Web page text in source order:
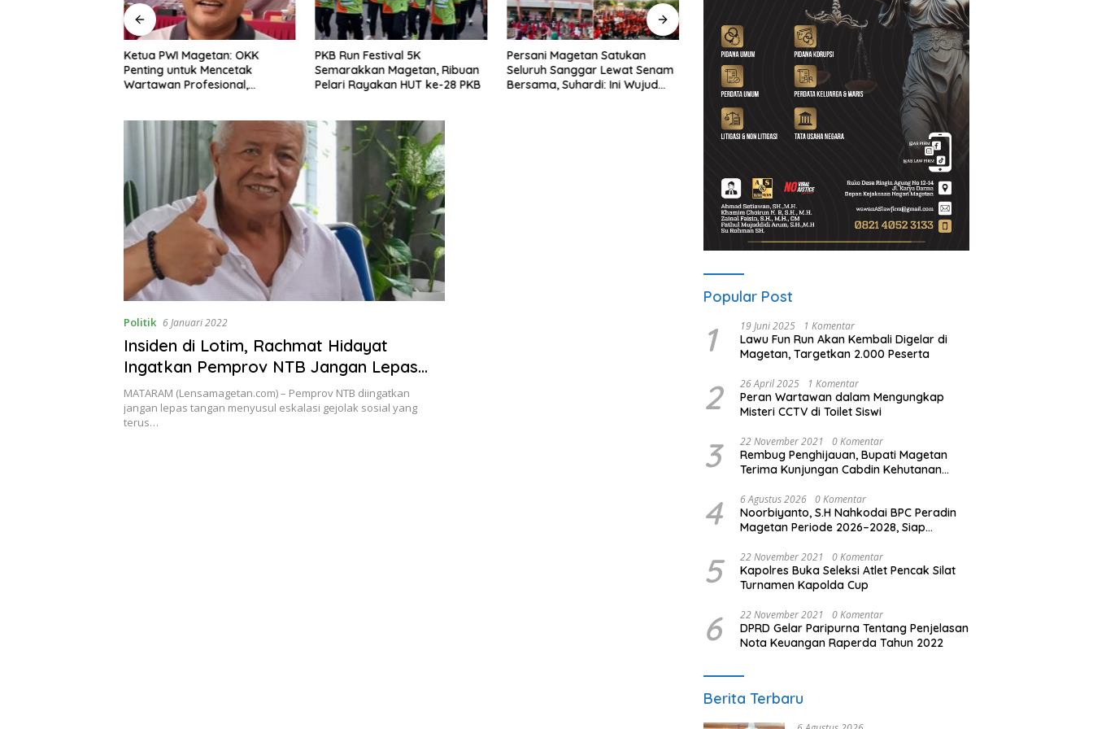
Ketua PWI Magetan: OKK
Penting untuk Mencetak
Wartawan Profesional,
PKB Run Festival 5K
Semarakkan Magetan, Ribuan
Pelari Rayakan HUT ke-28 PKB
Persani Magetan Satukan
Seluruh Sanggar Lewat Senam
Bersama, Suhardi: Ini Wujud
P3-TGAI Sidokerto Disorot,
Publik Tunggu BBWS Turun
Periksa Dugaan Kejanggalan
Proyek
Dana Guyub Rukun Program
Bupati-Wakil Bupati Magetan
Mulai Dirasakan Warga Desa
Wates
Politik 6 Januari 2022
Insiden di Lotim, Rachmat Hidayat
Ingatkan Pemprov NTB Jangan Lepas
Tangan
MATARAM (Lensamagetan.com) – Pemprov NTB diingatkan
jangan lepas tangan menyusul eskalasi gejolak sosial yang
terus…
Popular Post
1 19 Juni 2025 1 Komentar
Lawu Fun Run Akan Kembali Digelar di
Magetan, Targetkan 2.000 Peserta
2 26 April 2025 1 Komentar
Peran Wartawan dalam Mengungkap
Misteri CCTV di Toilet Siswi
3 22 November 2021 0 Komentar
Rembug Penghijauan, Bupati Magetan
Terima Kunjungan Cabdin Kehutanan
4 6 Agustus 2026 0 Komentar
Noorbiyanto, S.H Nahkodai BPC Peradin
Magetan Periode 2026–2028, Siap
5 22 November 2021 0 Komentar
Kapolres Buka Seleksi Atlet Pencak Silat
Turnamen Kapolda Cup
6 22 November 2021 0 Komentar
DPRD Gelar Paripurna Tentang Penjelasan
Nota Keuangan Raperda Tahun 2022
Berita Terbaru